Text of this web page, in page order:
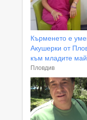
Кърменето е
Акушерки от
към младите
Пловдив